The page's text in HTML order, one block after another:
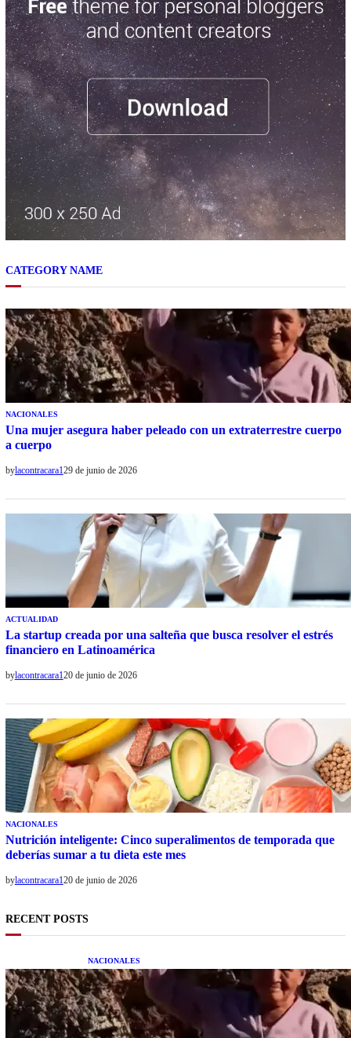
CATEGORY NAME
NACIONALES
Una mujer asegura haber peleado con un extraterrestre cuerpo
a cuerpo
bylacontracara129 de junio de 2026
ACTUALIDAD
La startup creada por una salteña que busca resolver el estrés
financiero en Latinoamérica
bylacontracara120 de junio de 2026
NACIONALES
Nutrición inteligente: Cinco superalimentos de temporada que
deberías sumar a tu dieta este mes
bylacontracara120 de junio de 2026
RECENT POSTS
NACIONALES
Una mujer asegura haber peleado con un
extraterrestre cuerpo a cuerpo